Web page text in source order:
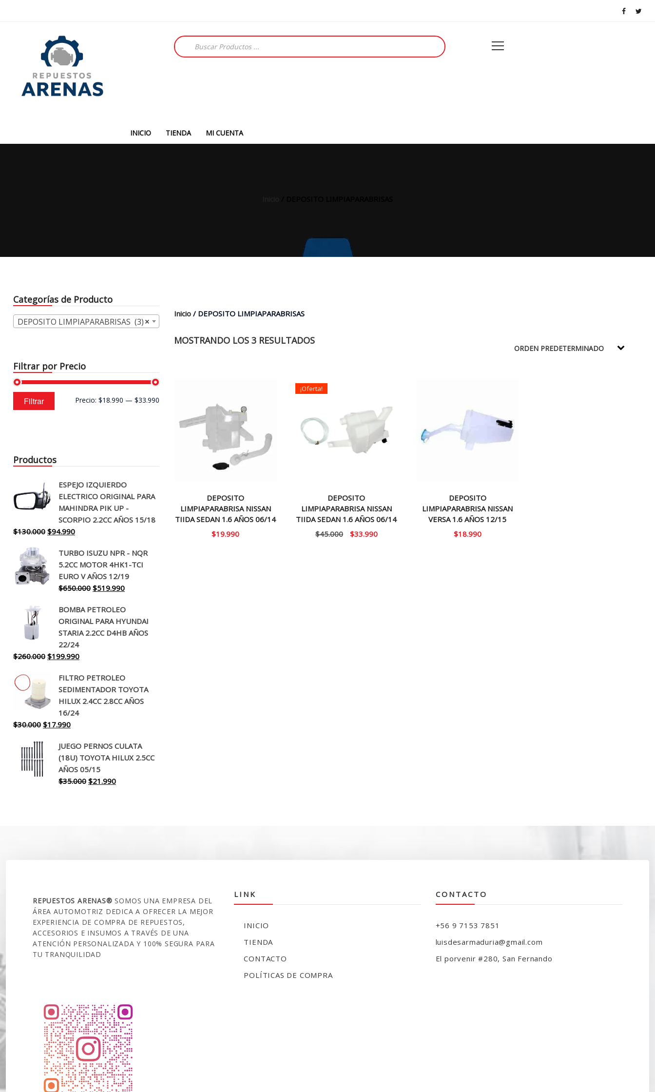
Búsqueda
de
productos
INICIO TIENDA MI CUENTA
Categorías de Producto
×
DEPOSITO LIMPIAPARABRISAS (3)
Filtrar por Precio
Precio
mínimo
Precio
máximo
Filtrar Precio: $18.990 — $33.990
Productos
ESPEJO IZQUIERDO
ELECTRICO ORIGINAL PARA
MAHINDRA PIK UP -
SCORPIO 2.2CC AÑOS 15/18
$130.000 El
original
era:
$130.000.
$94.990El
actual
es:
$94.990.
TURBO ISUZU NPR - NQR
5.2CC MOTOR 4HK1-TCI
EURO V AÑOS 12/19
$650.000 El
original
era:
$650.000.
$519.990El
actual
es:
$519.990.
BOMBA PETROLEO
ORIGINAL PARA HYUNDAI
STARIA 2.2CC D4HB AÑOS
22/24
$260.000 El
original
era:
$260.000.
$199.990El
actual
es:
$199.990.
FILTRO PETROLEO
SEDIMENTADOR TOYOTA
HILUX 2.4CC 2.8CC AÑOS
16/24
$30.000 El
original
era:
$30.000.
$17.990El
actual
es:
$17.990.
JUEGO PERNOS CULATA
(18U) TOYOTA HILUX 2.5CC
AÑOS 05/15
$35.000 El
$21.990El
Inicio / DEPOSITO LIMPIAPARABRISAS
MOSTRANDO LOS 3 RESULTADOS
DEPOSITO
LIMPIAPARABRISA NISSAN
TIIDA SEDAN 1.6 AÑOS 06/14
$19.990
¡Oferta!
DEPOSITO
LIMPIAPARABRISA NISSAN
TIIDA SEDAN 1.6 AÑOS 06/14
$45.000
El
$33.990El
DEPOSITO
LIMPIAPARABRISA NISSAN
VERSA 1.6 AÑOS 12/15
$18.990
REPUESTOS ARENAS®SOMOS UNA EMPRESA DEL
ÁREA AUTOMOTRIZ DEDICA A OFRECER LA MEJOR
EXPERIENCIA DE COMPRA DE REPUESTOS,
ACCESORIOS E INSUMOS A TRAVÉS DE UNA
ATENCIÓN PERSONALIZADA Y 100% SEGURA PARA
TU TRANQUILIDAD
LINK
INICIO
TIENDA
CONTACTO
POLÍTICAS DE COMPRA
CONTACTO
+56 9 7153 7851
luisdesarmaduria@gmail.com
El porvenir #280, San Fernando